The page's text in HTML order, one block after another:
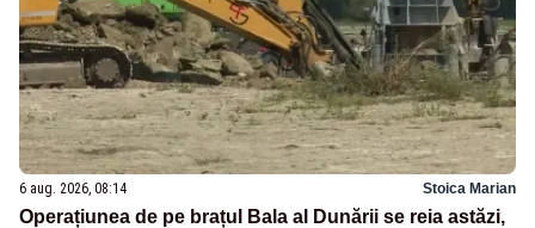
6 aug. 2026, 08:14 Stoica Marian
Operațiunea de pe brațul Bala al Dunării se reia astăzi,